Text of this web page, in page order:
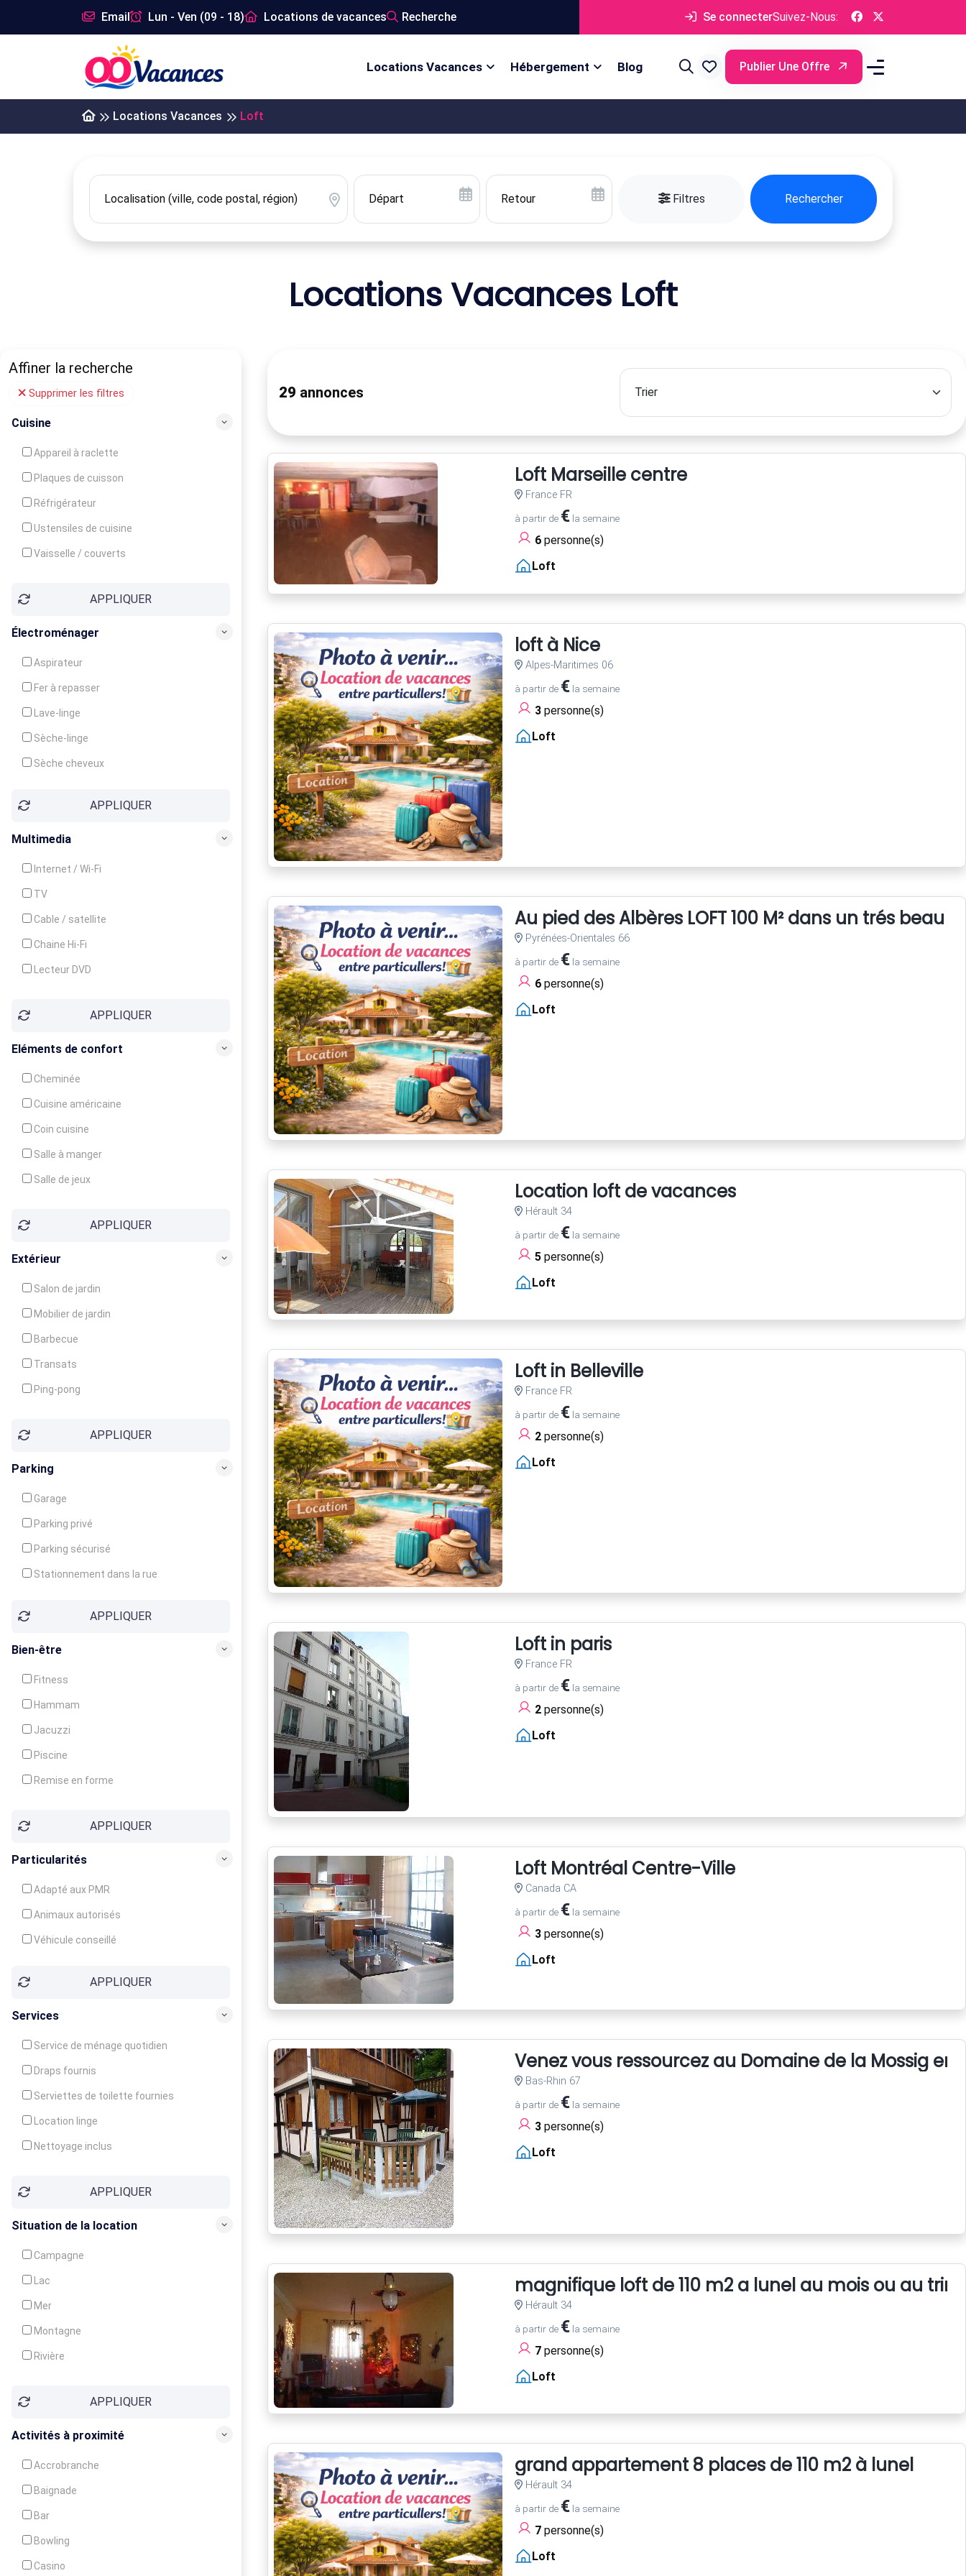
Email Lun - Ven (09 - 18) Locations de vacances Recherche Se connecterSuivez-Nous:
Locations Vacances Hébergement Blog Publier Une Offre
Locations Vacances Loft
Filtres Rechercher
Locations Vacances Loft
Affiner la recherche
Supprimer les filtres
Cuisine
Appareil à raclette
Plaques de cuisson
Réfrigérateur
Ustensiles de cuisine
Vaisselle / couverts
Congélateur
APPLIQUER
Électroménager
Aspirateur
Fer à repasser
Lave-linge
Sèche-linge
Sèche cheveux
APPLIQUER
Multimedia
Internet / Wi-Fi
TV
Cable / satellite
Chaine Hi-Fi
Lecteur DVD
APPLIQUER
Eléments de confort
Cheminée
Cuisine américaine
Coin cuisine
Salle à manger
Salle de jeux
Balcon / Terrasse
APPLIQUER
Extérieur
Salon de jardin
Mobilier de jardin
Barbecue
Transats
Ping-pong
Jeux d'enfantsAPPLIQUER
Parking
Garage
Parking privé
Parking sécurisé
Stationnement dans la rue
APPLIQUER
Bien-être
Fitness
Hammam
Jacuzzi
Piscine
Remise en forme
Soins du corpsAPPLIQUER
Particularités
Adapté aux PMR
Animaux autorisés
Véhicule conseillé
APPLIQUER
Services
Service de ménage quotidien
Draps fournis
Serviettes de toilette fournies
Location linge
Nettoyage inclus
Garde d'enfants
Crèche
APPLIQUER
Situation de la location
Campagne
Lac
Mer
Montagne
Rivière
APPLIQUER
Activités à proximité
Accrobranche
Baignade
Bar
Bowling
Casino
29 annonces
Loft Marseille centre
France FR
à partir de €la semaine
6personne(s)
Loft
loft à Nice
Alpes-Maritimes 06
à partir de €la semaine
3personne(s)
Loft
Au pied des Albères LOFT 100 M² dans un trés beau
Pyrénées-Orientales 66
à partir de €la semaine
6personne(s)
Loft
Location loft de vacances
Hérault 34
à partir de €la semaine
5personne(s)
Loft
Loft in Belleville
France FR
à partir de €la semaine
2personne(s)
Loft
Loft in paris
France FR
à partir de €la semaine
2personne(s)
Loft
Loft Montréal Centre-Ville
Canada CA
à partir de €la semaine
3personne(s)
Loft
Venez vous ressourcez au Domaine de la Mossig en
Bas-Rhin 67
à partir de €la semaine
3personne(s)
Loft
magnifique loft de 110 m2 a lunel au mois ou au
Hérault 34
à partir de €la semaine
7personne(s)
Loft
grand appartement 8 places de 110 m2 à lunel
Hérault 34
à partir de €la semaine
7personne(s)
Loft